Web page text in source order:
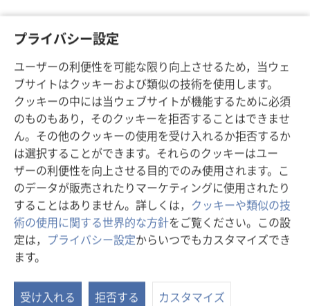
プライバシー設定
ユーザーの利便性を可能な限り向上させるため，当ウェ
ブサイトはクッキーおよび類似の技術を使用します。
クッキーの中には当ウェブサイトが機能するために必須
のものもあり，そのクッキーを拒否することはできませ
ん。その他のクッキーの使用を受け入れるか拒否するか
は選択することができます。それらのクッキーはユー
ザーの利便性を向上させる目的でのみ使用されます。こ
のデータが販売されたりマーケティングに使用されたり
することはありません。詳しくは， クッキーや類似の技
術の使用に関する世界的な方針をご覧ください。この設
定は， プライバシー設定からいつでもカスタマイズでき
ます。
受け入れる 拒否する カスタマイズ